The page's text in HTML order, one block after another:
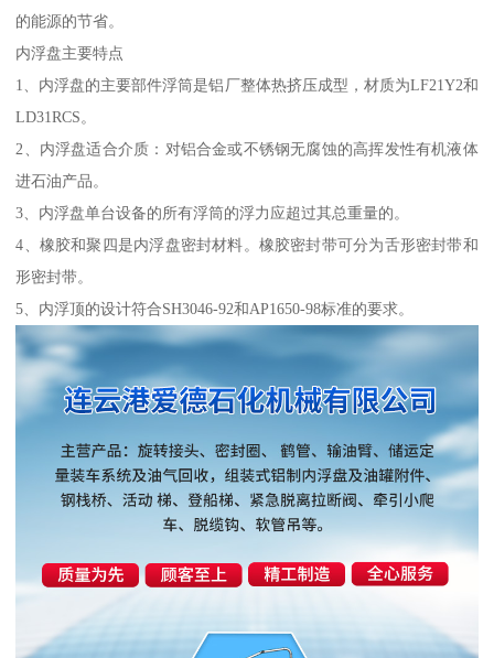
的能源的节省。
内浮盘主要特点
1、内浮盘的主要部件浮筒是铝厂整体热挤压成型，材质为LF21Y2和
LD31RCS。
2、内浮盘适合介质：对铝合金或不锈钢无腐蚀的高挥发性有机液体
进石油产品。
3、内浮盘单台设备的所有浮筒的浮力应超过其总重量的。
4、橡胶和聚四是内浮盘密封材料。橡胶密封带可分为舌形密封带和
形密封带。
5、内浮顶的设计符合SH3046-92和AP1650-98标准的要求。